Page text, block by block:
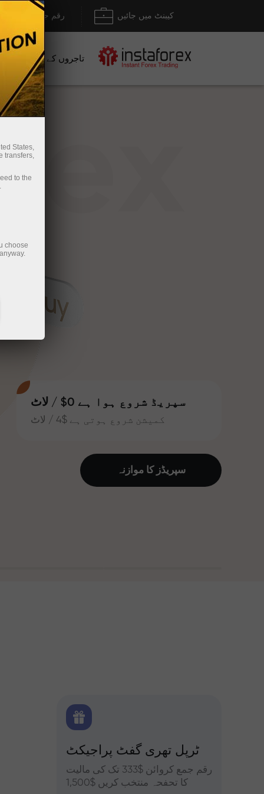
رقم جمع کروانا / کیبنٹ میں جائیں
تاجروں کے لیے
سپریڈ شروع ہوا ہے 0$ / لاٹ
کمیشن شروع ہوتی ہے $4 / لاٹ
سپریڈز کا موازنہ
ٹرپل تھری گفٹ پراجیکٹ
رقم جمع کروائن $333 تک کی مالیت
کا تحفحہ منتخب کریں $1,500
States,
transfers,
to the
choose